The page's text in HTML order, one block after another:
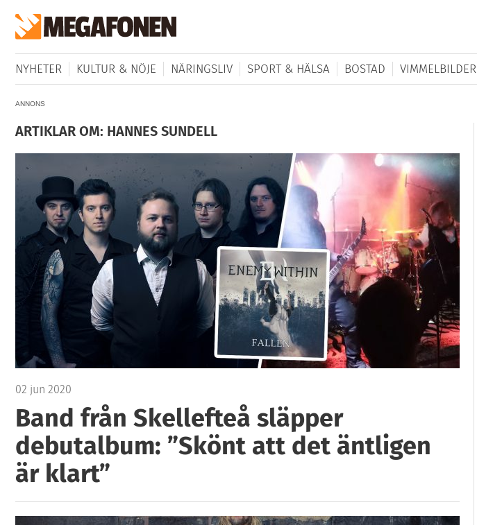
NYHETER KULTUR & NÖJE NÄRINGSLIV SPORT & HÄLSA BOSTAD VIMMELBILDER
ANNONS
ARTIKLAR OM: HANNES SUNDELL
02 jun 2020
Band från Skellefteå släpper
debutalbum: ”Skönt att det äntligen
är klart”